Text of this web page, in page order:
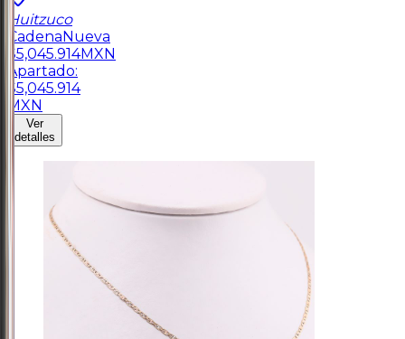
Huitzuco
CadenaNueva
$5,045.914MXN
Apartado:
$5,045.914
MXN
Ver
detalles